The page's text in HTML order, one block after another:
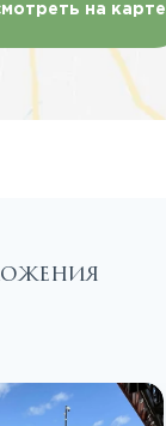
на карте